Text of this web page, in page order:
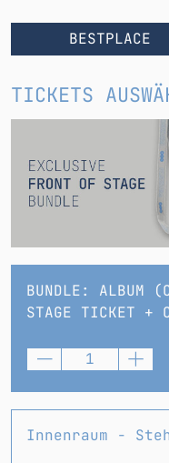
BESTPLACE
TICKETS
BUNDLE: ALBUM
STAGE TICKET +
Innenraum -